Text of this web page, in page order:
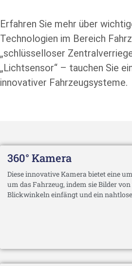
Erfahren Sie mehr über
Technologien im Bereich
„schlüsselloser
„Lichtsensor“ – tauchen Sie
innovativer Fahrzeugsysteme.
360° Kamera
Diese innovative Kamera bietet eine
um das Fahrzeug, indem sie Bilder
Blickwinkeln einfängt und ein